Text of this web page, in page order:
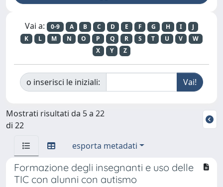
Vai a: 0-9 A B C D E F G H I
J
K
L M N O P Q R S T U V
W
X
Y Z
o inserisci le iniziali:
Mostrati risultati da 5 a 22
di 22
esporta metadati
Formazione degli insegnanti e uso delle
TIC con alunni con autismo